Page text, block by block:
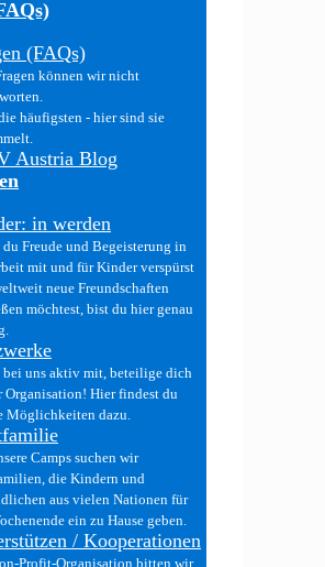
(FAQs)
können wir nicht
häufigsten - hier sind sie
Austria Blog
in werden
du Freude und Begeisterung in
mit und für Kinder verspürst
neue Freundschaften
möchtest, bist du hier genau
bei uns aktiv mit, beteilige dich
Organisation! Hier findest du
Möglichkeiten dazu.
Camps suchen wir
die Kindern und
aus vielen Nationen für
ein zu Hause geben.
/ Kooperationen
Profit-Organisation bitten wir